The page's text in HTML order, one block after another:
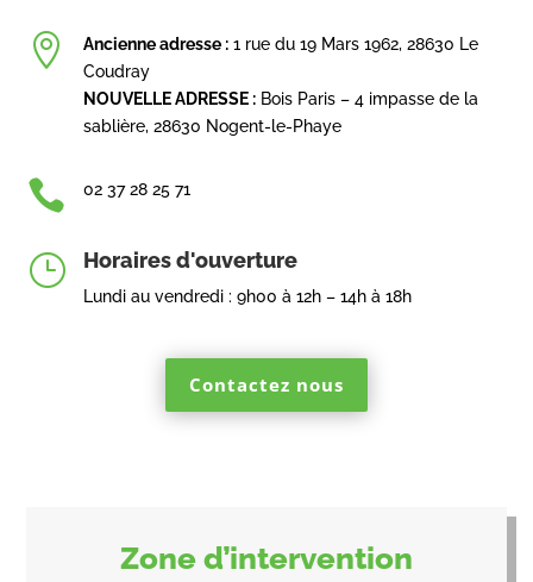
 Ancienne adresse :1 rue du 19 Mars 1962, 28630 Le
Coudray
NOUVELLE ADRESSE :Bois Paris – 4 impasse de la
sablière, 28630 Nogent-le-Phaye
 02 37 28 25 71
} Horaires d'ouverture
Lundi au vendredi : 9h00 à 12h – 14h à 18h
Contactez nous
Zone d’intervention